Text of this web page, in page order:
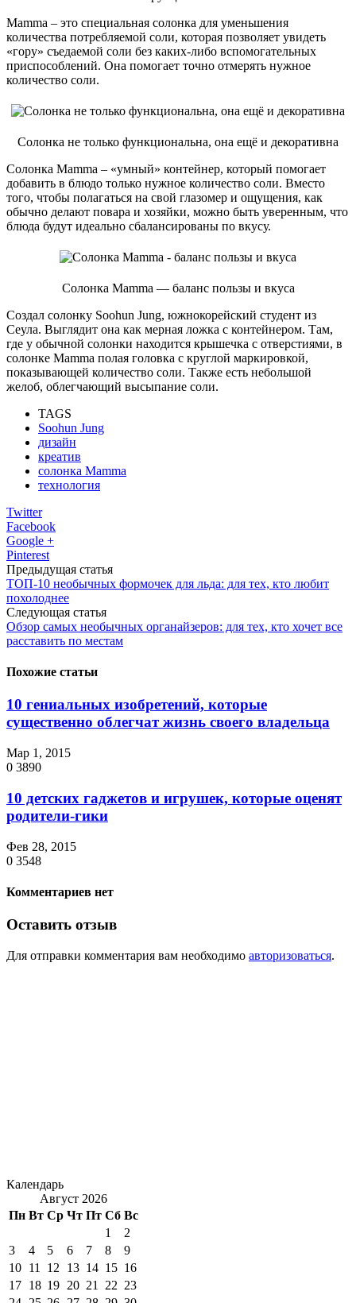
Mamma ‒ это специальная солонка для уменьшения
количества потребляемой соли, которая позволяет увидеть
«гору» съедаемой соли без каких-либо вспомогательных
приспособлений. Она помогает точно отмерять нужное
количество соли.
Солонка не только функциональна, она ещё и декоративна
Солонка Mamma ‒ «умный» контейнер, который помогает
добавить в блюдо только нужное количество соли. Вместо
того, чтобы полагаться на свой глазомер и ощущения, как
обычно делают повара и хозяйки, можно быть уверенным, что
блюда будут идеально сбалансированы по вкусу.
Солонка Mamma — баланс пользы и вкуса
Создал солонку Soohun Jung, южнокорейский студент из
Сеула. Выглядит она как мерная ложка с контейнером. Там,
где у обычной солонки находится крышечка с отверстиями, в
солонке Mamma полая головка с круглой маркировкой,
показывающей количество соли. Также есть небольшой
желоб, облегчающий высыпание соли.
TAGS
Soohun Jung
дизайн
креатив
солонка Mamma
технология
Twitter
Facebook
Google +
Pinterest
Предыдущая статья
ТОП-10 необычных формочек для льда: для тех, кто любит
похолоднее
Следующая статья
Обзор самых необычных органайзеров: для тех, кто хочет все
расставить по местам
Похожие статьи
10 гениальных изобретений, которые
существенно облегчат жизнь своего владельца
Мар 1, 2015
0 3890
10 детских гаджетов и игрушек, которые оценят
родители-гики
Фев 28, 2015
0 3548
Комментариев нет
Оставить отзыв
Для отправки комментария вам необходимо авторизоваться.
Календарь
Август 2026
Пн Вт Ср Чт Пт Сб Вс
1
2
3
4 5 6 7 8
9
10 11 12 13 14 15 16
17 18 19 20 21 22 23